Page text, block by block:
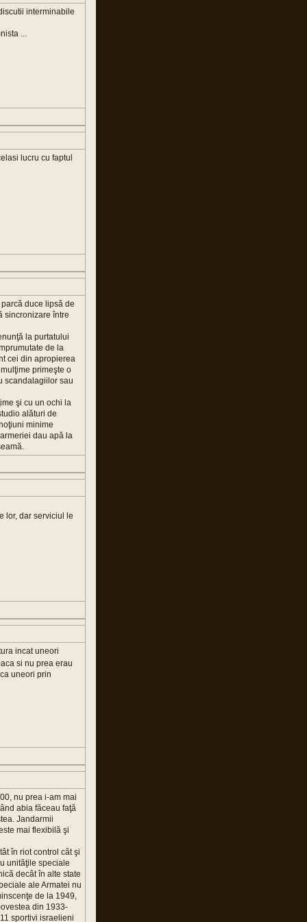
interminabile
...
lucru cu faptul
duce lipsă de
sincronizare între
la purtatului
de la
cei din apropierea
primeşte o
scandalagiilor sau
şi cu un ochi la
alături de
minime
dau apă la
lor, dar serviciul le
incat uneori
si nu prea erau
uneori prin
nu prea i-am mai
abia făceau faţă
Jandarmii
mai flexibilă şi
în riot control cât şi
unităţile speciale
decât în alte state
ale Armatei nu
de la 1949,
din 1933-
sportivi israelieni